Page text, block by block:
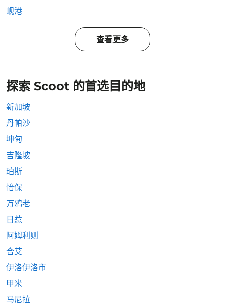
岘港
查看更多
探索 Scoot 的首选目的地
新加坡
丹帕沙
坤甸
吉隆坡
珀斯
怡保
万鸦老
日惹
阿姆利则
合艾
伊洛伊洛市
甲米
马尼拉